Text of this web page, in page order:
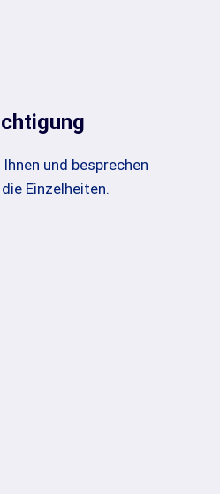
und besprechen
Einzelheiten.